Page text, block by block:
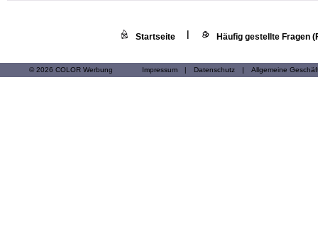
Startseite Häufig gestellte Fragen
© 2026 COLOR Werbung Impressum | Datenschutz | Allgemeine